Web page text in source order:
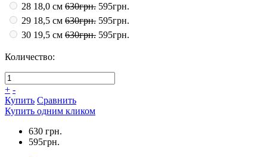
28 18,0 см 630грн. 595грн.
29 18,5 см 630грн. 595грн.
30 19,5 см 630грн. 595грн.
Количество:
+ -
Купить Сравнить
Купить одним кликом
630 грн.
595грн.